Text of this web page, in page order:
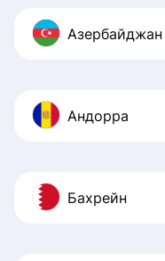
Азербайджан
Андорра
Бахрейн